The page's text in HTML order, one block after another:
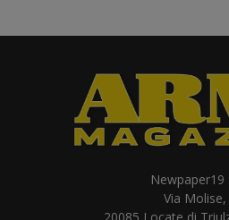
Newpaper19
Via Molise,